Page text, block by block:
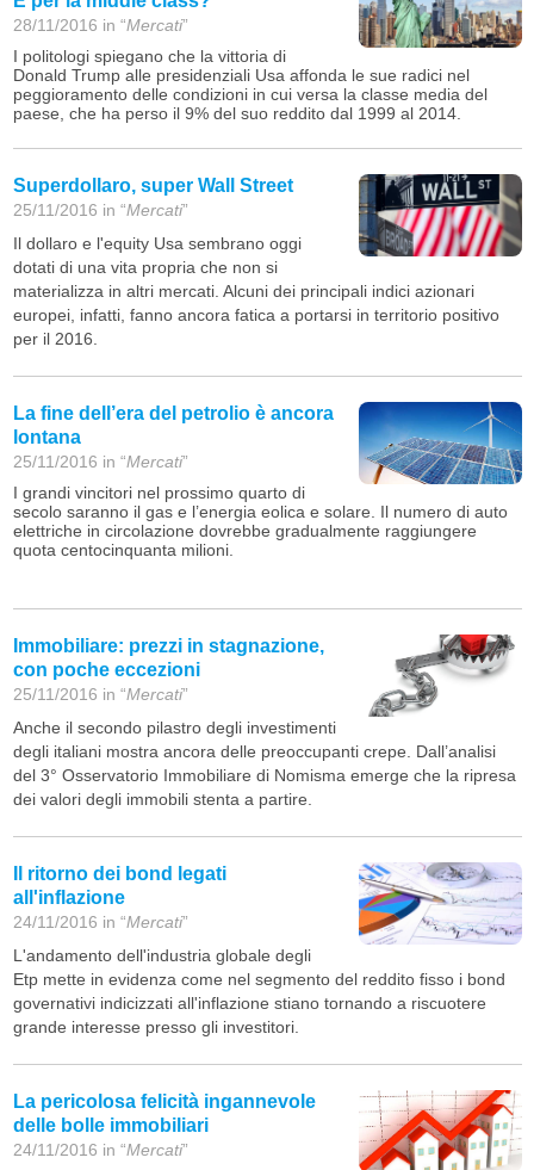
28/11/2016 in “Mercati”
I politologi spiegano che la vittoria di
Donald Trump alle presidenziali Usa affonda le sue radici nel
peggioramento delle condizioni in cui versa la classe media del
paese, che ha perso il 9% del suo reddito dal 1999 al 2014.
Superdollaro, super Wall Street
25/11/2016 in “Mercati”
Il dollaro e l'equity Usa sembrano oggi
dotati di una vita propria che non si
materializza in altri mercati. Alcuni dei principali indici azionari
europei, infatti, fanno ancora fatica a portarsi in territorio positivo
per il 2016.
La fine dell’era del petrolio è ancora
lontana
25/11/2016 in “Mercati”
I grandi vincitori nel prossimo quarto di
secolo saranno il gas e l’energia eolica e solare. Il numero di auto
elettriche in circolazione dovrebbe gradualmente raggiungere
quota centocinquanta milioni.
Immobiliare: prezzi in stagnazione,
con poche eccezioni
25/11/2016 in “Mercati”
Anche il secondo pilastro degli investimenti
degli italiani mostra ancora delle preoccupanti crepe. Dall’analisi
del 3° Osservatorio Immobiliare di Nomisma emerge che la ripresa
dei valori degli immobili stenta a partire.
Il ritorno dei bond legati
all'inflazione
24/11/2016 in “Mercati”
L'andamento dell'industria globale degli
Etp mette in evidenza come nel segmento del reddito fisso i bond
governativi indicizzati all'inflazione stiano tornando a riscuotere
grande interesse presso gli investitori.
La pericolosa felicità ingannevole
delle bolle immobiliari
24/11/2016 in “Mercati”